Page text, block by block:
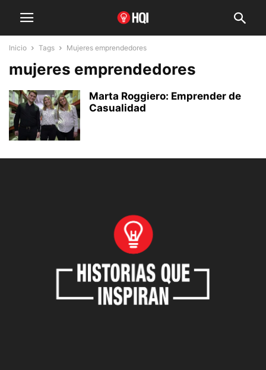
Inicio Tags Mujeres emprendedores
mujeres emprendedores
Marta Roggiero: Emprender de
Casualidad